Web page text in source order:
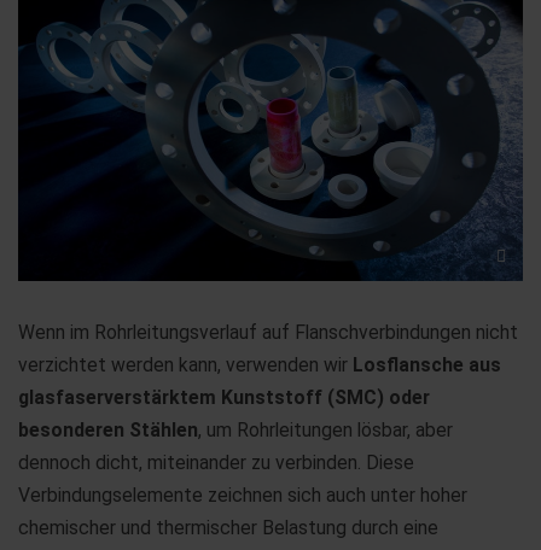
Wenn im Rohrleitungsverlauf auf Flanschverbindungen nicht
verzichtet werden kann, verwenden wir Losflansche aus
glasfaserverstärktem Kunststoff (SMC) oder
besonderen Stählen, um Rohrleitungen lösbar, aber
dennoch dicht, miteinander zu verbinden. Diese
Verbindungselemente zeichnen sich auch unter hoher
chemischer und thermischer Belastung durch eine